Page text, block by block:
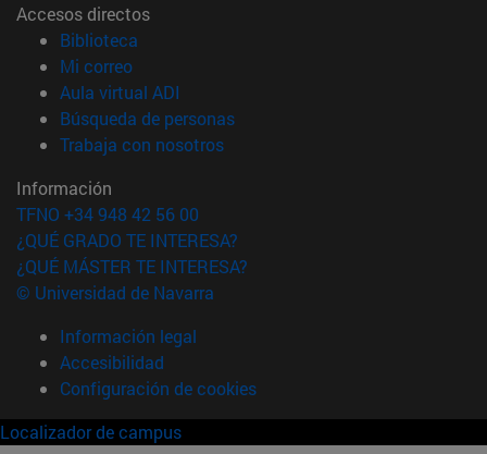
Accesos directos
Biblioteca
Mi correo(abre en nueva ventana)
Aula virtual ADI
Búsqueda de personas(abre en nueva ventana)
Trabaja con nosotros(abre en nueva ventana)
Información
TFNO +34 948 42 56 00
¿QUÉ GRADO TE INTERESA?
¿QUÉ MÁSTER TE INTERESA?
© Universidad de Navarra
Información legal
Accesibilidad
Configuración de cookies
Localizador de campus